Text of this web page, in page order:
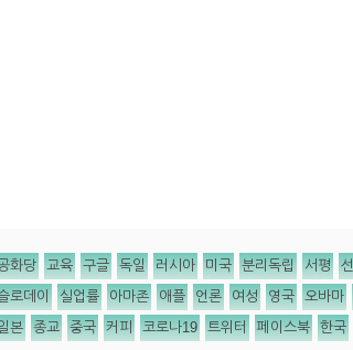
화당 교육 구글 독일 러시아 미국 분리독립 서평
로데이 실업률 아마존 애플 언론 여성 영국 오바마
본 종교 중국 커피 코로나19 트위터 페이스북 한국